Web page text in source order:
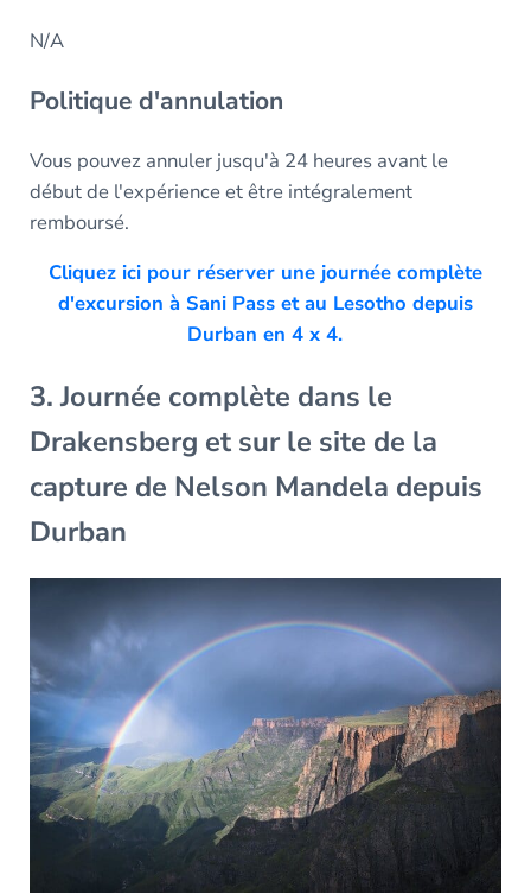
N/A
Politique d'annulation
Vous pouvez annuler jusqu'à 24 heures avant le
début de l'expérience et être intégralement
remboursé.
Cliquez ici pour réserver une journée complète
d'excursion à Sani Pass et au Lesotho depuis
Durban en 4 x 4.
3. Journée complète dans le
Drakensberg et sur le site de la
capture de Nelson Mandela depuis
Durban